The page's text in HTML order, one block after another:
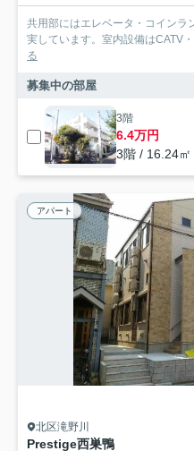
共用部にはエレベータ・コインラ
実しています。室内設備はCATV
る
募集中の部屋
3階
6.4万円
3階 / 16.24㎡
アパート
北区滝野川
Prestige西巣鴨